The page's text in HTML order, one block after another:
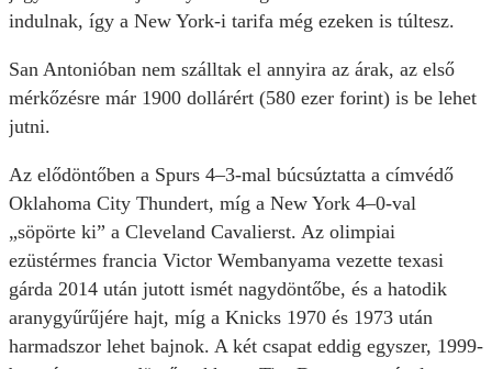
indulnak, így a New York-i tarifa még ezeken is túltesz.
San Antonióban nem szálltak el annyira az árak, az első
mérkőzésre már 1900 dollárért (580 ezer forint) is be lehet
jutni.
Az elődöntőben a Spurs 4–3-mal búcsúztatta a címvédő
Oklahoma City Thundert, míg a New York 4–0-val
„söpörte ki” a Cleveland Cavalierst. Az olimpiai
ezüstérmes francia Victor Wembanyama vezette texasi
gárda 2014 után jutott ismét nagydöntőbe, és a hatodik
aranygyűrűjére hajt, míg a Knicks 1970 és 1973 után
harmadszor lehet bajnok. A két csapat eddig egyszer, 1999-